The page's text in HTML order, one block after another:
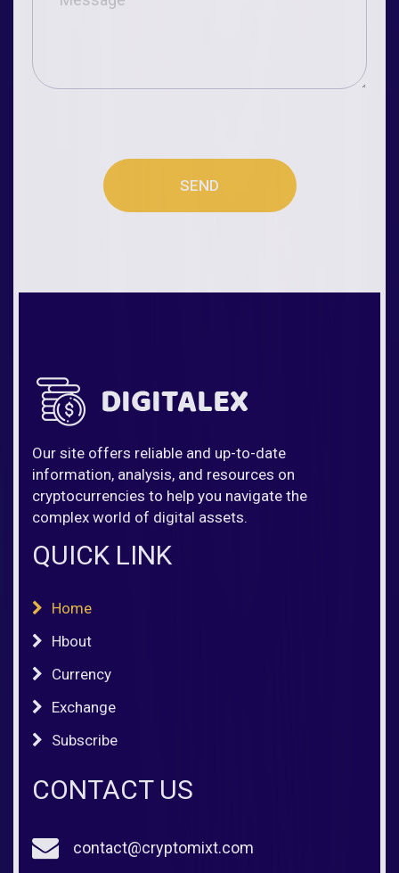
SEND
Our site offers reliable and up-to-date
information, analysis, and resources on
cryptocurrencies to help you navigate the
complex world of digital assets.
QUICK LINK
Home
Hbout
Currency
Exchange
Subscribe
CONTACT US
contact@cryptomixt.com